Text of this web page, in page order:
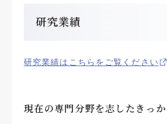
研究業績
研究業績はこちらをご覧ください
現在の専門分野を志したきっ